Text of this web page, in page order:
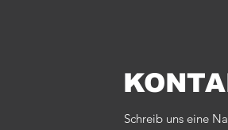
Schreib uns eine